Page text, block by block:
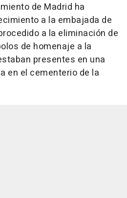
de Madrid ha
a la embajada de
a la eliminación de
de homenaje a la
presentes en una
en el cementerio de la